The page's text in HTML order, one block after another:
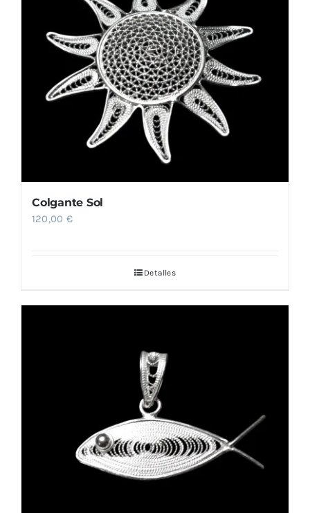
Colgante Sol
120,00 €
Detalles